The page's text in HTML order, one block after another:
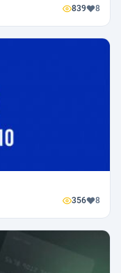
839 8
356 8